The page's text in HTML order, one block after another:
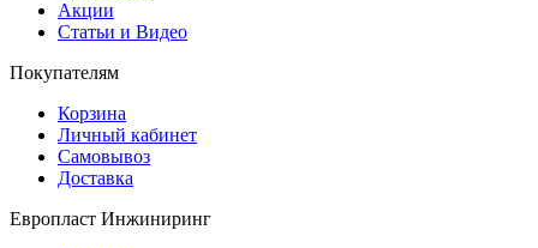
Акции
Статьи и Видео
Покупателям
Корзина
Личный кабинет
Самовывоз
Доставка
Европласт Инжиниринг